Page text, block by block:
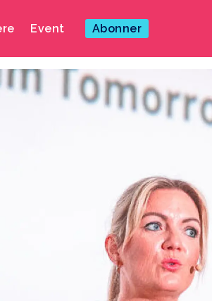
Event Abonner